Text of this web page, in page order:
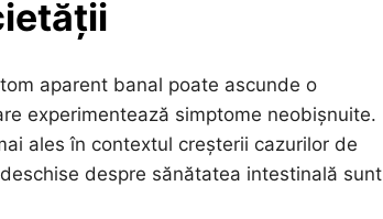
aparent banal poate ascunde o
experimentează simptome neobișnuite.
ales în contextul creșterii cazurilor de
despre sănătatea intestinală sunt